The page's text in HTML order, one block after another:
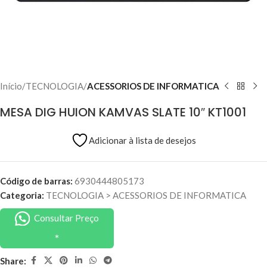
Início TECNOLOGIA ACESSORIOS DE INFORMATICA
MESA DIG HUION KAMVAS SLATE 10″ KT1001
Adicionar à lista de desejos
Código de barras: 6930444805173
Categoria: TECNOLOGIA > ACESSORIOS DE INFORMATICA
Consultar Preço
Share: